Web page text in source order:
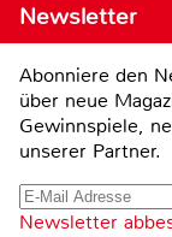
Newsletter
Abonniere den
über neue
Gewinnspiele,
unserer Partner.
Newsletter